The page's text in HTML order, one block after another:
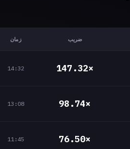
ضریب زمان
147.32×
14:32
98.74×
13:08
76.50×
11:45